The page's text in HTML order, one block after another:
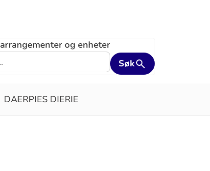
og enheter
Søk
DAERPIES DIERIE